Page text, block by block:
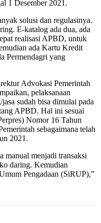
1 Desember 2021.
solusi dan regulasinya.
E-katalog ada dua, ada
realisasi APBD, untuk
ada Kartu Kredit
Permendagri yang
Advokasi Pemerintah
pelaksanaan
sudah bisa dimulai pada
APBD. Hal ini sesuai
Nomor 16 Tahun
sebagaimana telah
2021.
manual menjadi transaksi
daring. Kemudian
Pengadaan (SiRUP),”